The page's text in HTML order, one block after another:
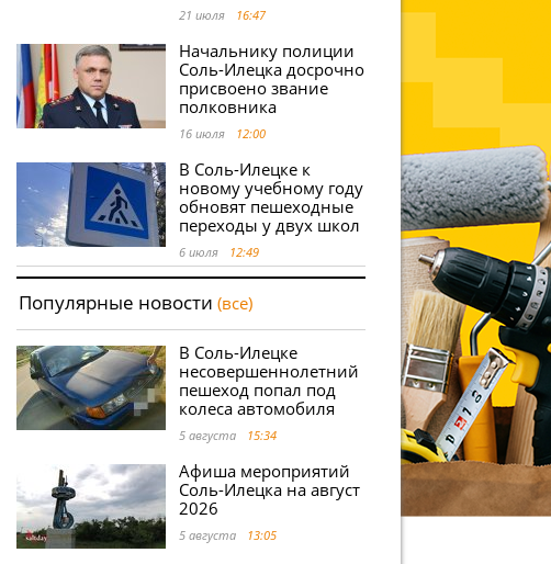
21 июля 16:47
Начальнику полиции
Соль-Илецка досрочно
присвоено звание
полковника
16 июля 12:00
В Соль-Илецке к
новому учебному году
обновят пешеходные
переходы у двух школ
6 июля 12:49
Популярные новости (все)
В Соль-Илецке
несовершеннолетний
пешеход попал под
колеса автомобиля
5 августа 15:34
Афиша мероприятий
Соль-Илецка на август
2026
5 августа 13:05